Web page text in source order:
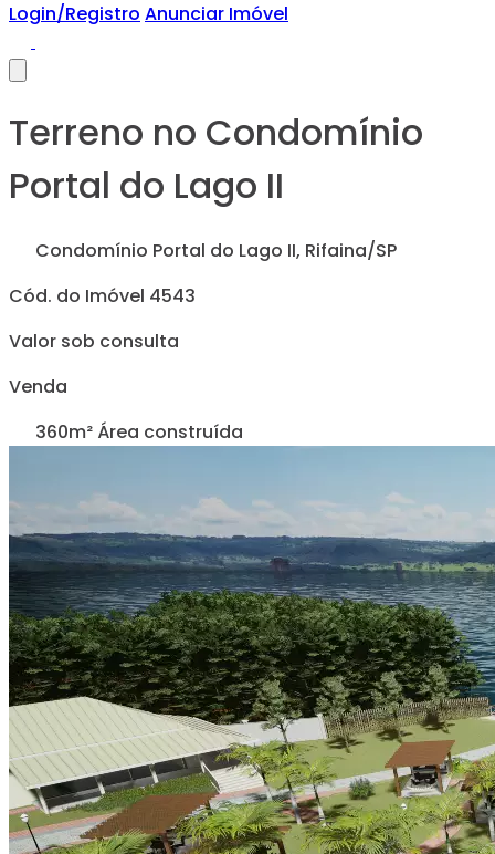
Login/Registro Anunciar Imóvel
Terreno no Condomínio
Portal do Lago II
Condomínio Portal do Lago II, Rifaina/SP
Cód. do Imóvel 4543
Valor sob consulta
Venda
360m² Área construída